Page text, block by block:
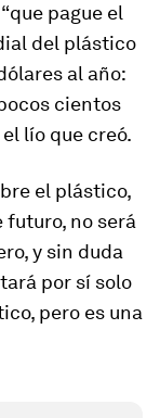
pague el
del plástico
al año:
cientos
lío que creó.
el plástico,
no será
y sin duda
por sí solo
pero es una